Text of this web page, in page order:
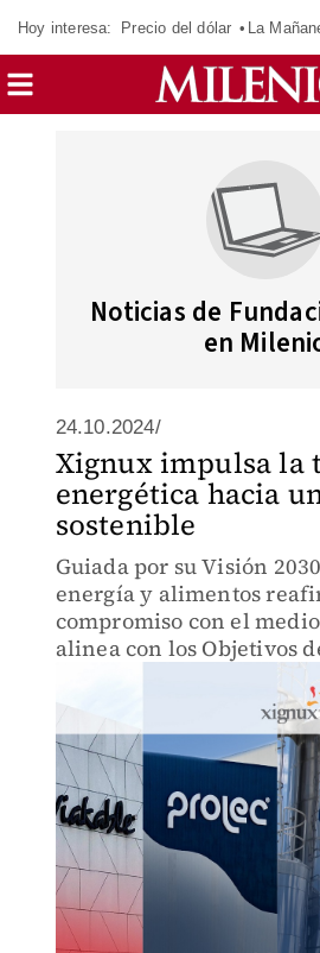
Hoy interesa: Precio del dólar La
Noticias de
en
24.10.2024/
Xignux impulsa la
energética hacia
sostenible
Guiada por su Visión
energía y alimentos
compromiso con el
alinea con los Objetivos